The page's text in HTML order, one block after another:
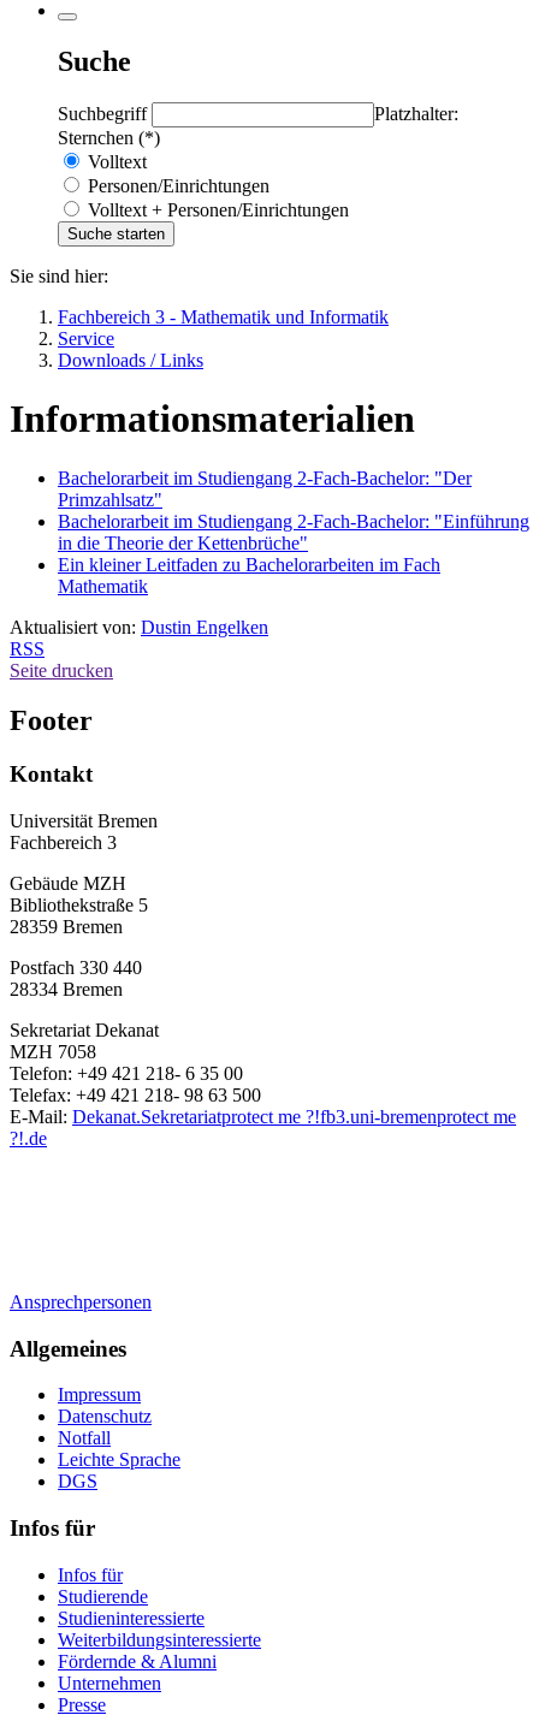
Suche
Suchbegriff
Platzhalter:
Sternchen (*)
Volltext
Personen/Einrichtungen
Volltext + Personen/Einrichtungen
Sie sind hier:
Fachbereich 3 - Mathematik und Informatik
Service
Downloads / Links
Informationsmaterialien
Bachelorarbeit im Studiengang 2-Fach-Bachelor: "Der
Primzahlsatz"
Bachelorarbeit im Studiengang 2-Fach-Bachelor: "Einführung
in die Theorie der Kettenbrüche"
Ein kleiner Leitfaden zu Bachelorarbeiten im Fach
Mathematik
Aktualisiert von: Dustin Engelken
RSS
Seite drucken
Footer
Kontakt
Universität Bremen
Fachbereich 3
Gebäude MZH
Bibliothekstraße 5
28359 Bremen
Postfach 330 440
28334 Bremen
Sekretariat Dekanat
MZH 7058
Telefon: +49 421 218- 6 35 00
Telefax: +49 421 218- 98 63 500
E-Mail: Dekanat.Sekretariatprotect me ?!fb3.uni-bremenprotect me
?!.de
Ansprechpersonen
Allgemeines
Impressum
Datenschutz
Notfall
Leichte Sprache
DGS
Infos für
Infos für
Studierende
Studieninteressierte
Weiterbildungsinteressierte
Fördernde & Alumni
Unternehmen
Presse